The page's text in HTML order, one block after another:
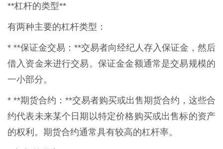
**杠杆的类型**
有两种主要的杠杆类型：
* **保证金交易：**交易者向经纪人存入保证金，然后
借入资金来进行交易。保证金金额通常是交易规模的
一小部分。
* **期货合约：**交易者购买或出售期货合约，这些合
约代表未来某个日期以特定价格购买或出售标的资产
的权利。期货合约通常具有较高的杠杆率。